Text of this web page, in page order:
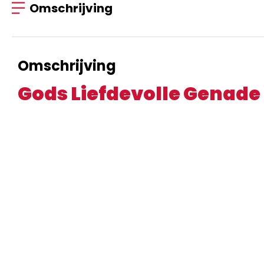
Omschrijving
Omschrijving
Gods Liefdevolle